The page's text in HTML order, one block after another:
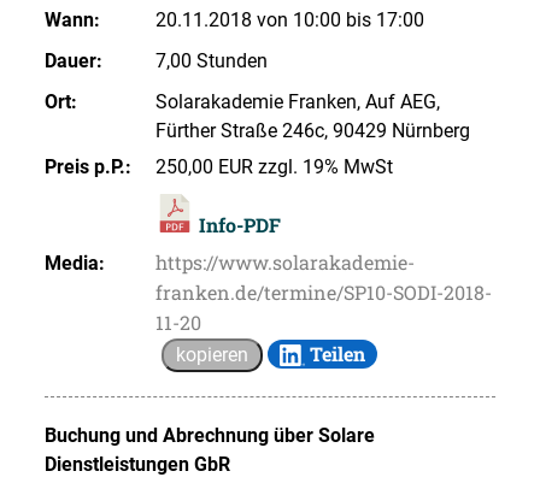
Wann:
20.11.2018 von 10:00 bis 17:00
Dauer:
7,00 Stunden
Ort:
Solarakademie Franken, Auf AEG,
Fürther Straße 246c, 90429 Nürnberg
Preis p.P.:
250,00 EUR zzgl. 19% MwSt
Info-PDF
Media:
https://www.solarakademie-
franken.de/termine/SP10-SODI-2018-
11-20
kopieren Teilen
Buchung und Abrechnung über Solare
Dienstleistungen GbR